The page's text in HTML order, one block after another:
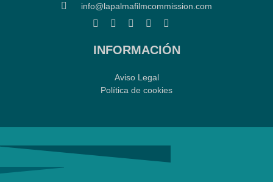
info@lapalmafilmcommission.com
INFORMACIÓN
Aviso Legal
Política de cookies